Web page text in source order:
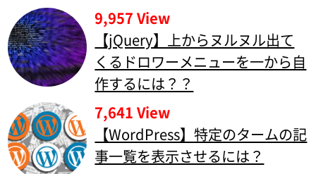
9,957 View
【jQuery】上からヌルヌル出て
くるドロワーメニューを一から自
作するには？？
7,641 View
【WordPress】特定のタームの記
事一覧を表示させるには？